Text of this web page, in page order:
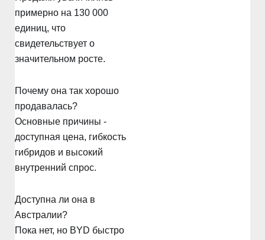
примерно на 130 000
единиц, что
свидетельствует о
значительном росте.
Почему она так хорошо
продавалась?
Основные причины -
доступная цена, гибкость
гибридов и высокий
внутренний спрос.
Доступна ли она в
Австралии?
Пока нет, но BYD быстро